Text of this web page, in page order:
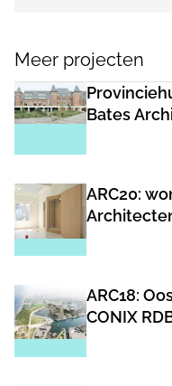
Meer projecten
Bates
ARC20:
ARC18:
CONIX